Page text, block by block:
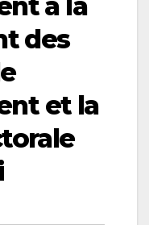
des
et la